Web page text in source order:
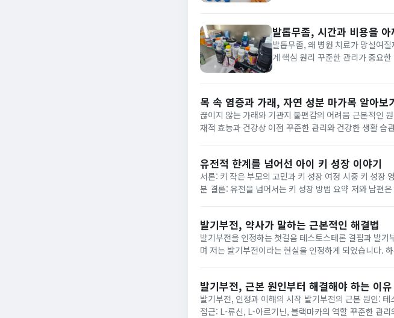
발톱무좀, 시간과 비용을
발톱무좀, 왜 병원 치료가 망설여
계 핵심 원리 꾸준한 관리가 중요한 이
목 속 염증과 가래, 자연 성분 마가목 알아보
끊이지 않는 가래와 기관지 불편감의 어려움 근본적인
재적 효능과 건강상 이점 꾸준한 관리와 건강한 생활 습관의 필요성 아침마다 목구멍을 가득 채우는
유전적 한계를 넘어선 아이 키 성장 이야기
서론: 키 작은 부모의 고민과 키 성장 여정 시중 키 성장
분 결론: 유전을 넘어서는 키 성장 방법 요약 저와 남편은 키가 작은 편입니다. 저는 156cm, 남편은 166cm로, 저희 아
발기부전, 약사가 말하는 근본적인 해결법
발기부전을 인정하는 첫걸음 테스토스테론 결핍과 발기부전의 관
며 저는 발기부전이라는 현실을 인정하게 되었습니다.
발기부전, 근본 원인부터 해결해야 하는 이유
발기부전, 인정과 이해의 시작 발기부전의 근본 원인:
접근: L-류신, L-아르기닌, 블랙마카의 역할 꾸준한 관리의 중요성 많은 남성들이 나이가 들면서 발기